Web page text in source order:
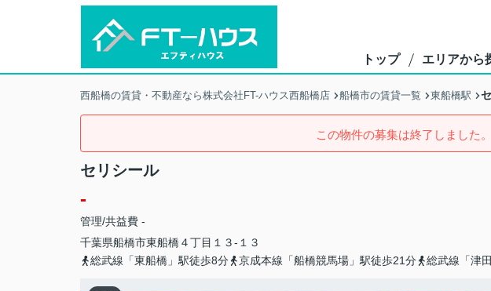
トップ エリアから
西船橋の賃貸・不動産なら株式会社FT-ハウス西船橋店 船橋市の賃貸一覧 東船橋駅
この物件の募集は終了しました。
セリシール
-
管理/共益費 -
千葉県船橋市東船橋４丁目１３-１３
総武線「東船橋」駅徒歩8分
京成本線「船橋競馬場」駅徒歩21分 総武線「津